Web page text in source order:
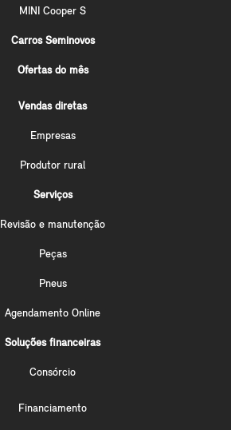
MINI Cooper S
Carros Seminovos
Ofertas do mês
Vendas diretas
Empresas
Produtor rural
Serviços
Revisão e manutenção
Peças
Pneus
Agendamento Online
Soluções financeiras
Consórcio
Financiamento